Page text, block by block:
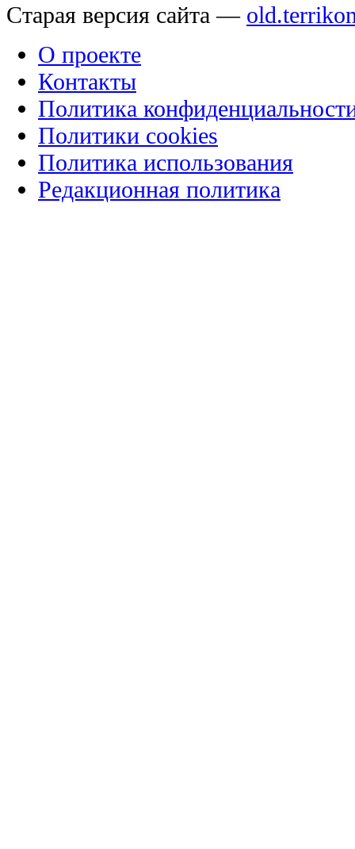
Старая версия сайта —
О проекте
Контакты
Политика
Политики cookies
Политика использования
Редакционная политика